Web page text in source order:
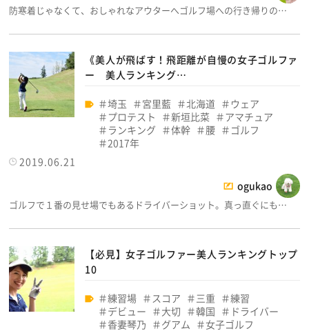
防寒着じゃなくて、おしゃれなアウターへゴルフ場への行き帰りの…
《美人が飛ばす！飛距離が自慢の女子ゴルファ
ー 美人ランキング…
埼玉 宮里藍 北海道
ウェア
プロテスト
新垣比菜
アマチュア
ランキング
体幹 腰
ゴルフ
2017年
2019.06.21
ogukao
ゴルフで１番の見せ場でもあるドライバーショット。真っ直ぐにも…
【必見】女子ゴルファー美人ランキングトップ
10
練習場 スコア 三重
練習
デビュー
大切 韓国
ドライバー
香妻琴乃
グアム
女子ゴルフ